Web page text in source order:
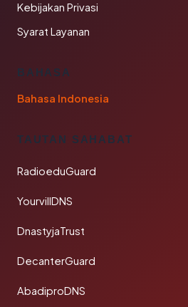
Kebijakan Privasi
Syarat Layanan
BAHASA
Bahasa Indonesia
TAUTAN SAHABAT
RadioeduGuard
YourvillDNS
DnastyjaTrust
DecanterGuard
AbadiproDNS